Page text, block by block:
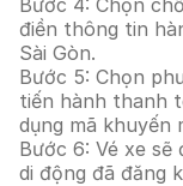
Bước 4: Chọn
điền thông tin
Sài Gòn.
Bước 5: Chọn
tiến hành thanh
dụng mã khuyến
Bước 6: Vé xe sẽ
di động đã đăng